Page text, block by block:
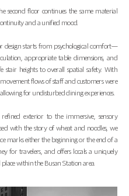
second floor continues the same material
and a unified mood.
design starts from psychological comfort—
appropriate table dimensions, and
stair heights to overall spatial safety. With
flows of staff and customers were
for undisturbed dining experiences.
exterior to the immersive, sensory
with the story of wheat and noodles, we
marks either the beginning or the end of a
for travelers, and offers locals a uniquely
within the Busan Station area.